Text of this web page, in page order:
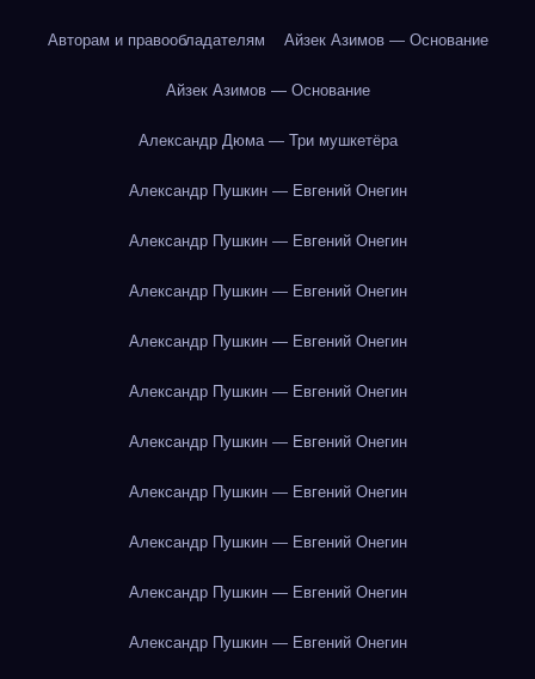
Авторам и правообладателям Айзек Азимов — Основание
Айзек Азимов — Основание
Александр Дюма — Три мушкетёра
Александр Пушкин — Евгений Онегин
Александр Пушкин — Евгений Онегин
Александр Пушкин — Евгений Онегин
Александр Пушкин — Евгений Онегин
Александр Пушкин — Евгений Онегин
Александр Пушкин — Евгений Онегин
Александр Пушкин — Евгений Онегин
Александр Пушкин — Евгений Онегин
Александр Пушкин — Евгений Онегин
Александр Пушкин — Евгений Онегин